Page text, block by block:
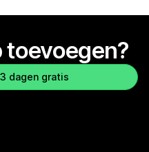
toevoegen?
dagen gratis